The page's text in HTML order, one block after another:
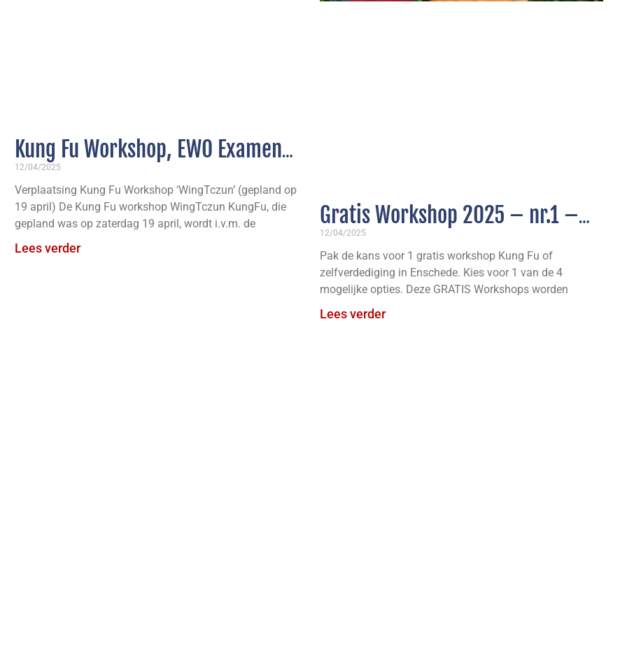
Kung Fu Workshop, EWO Examens
Seizoen Fire, 2e TG’s Elite
WingTczun
12/04/2025
Verplaatsing Kung Fu Workshop ‘WingTczun’ (gepland op
19 april) De Kung Fu workshop WingTczun KungFu, die
gepland was op zaterdag 19 april, wordt i.v.m. de
Lees verder
Gratis Workshop 2025 – nr.1 –
WomanPower, Zelfverdediging
voor Vrouwen
12/04/2025
Pak de kans voor 1 gratis workshop Kung Fu of
zelfverdediging in Enschede. Kies voor 1 van de 4
mogelijke opties. Deze GRATIS Workshops worden
Lees verder